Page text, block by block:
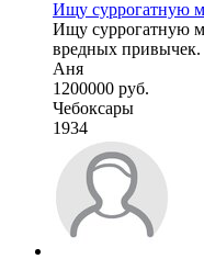
Ищу суррогатную
Ищу суррогатную
вредных привычек.
Аня
1200000 руб.
Чебоксары
1934